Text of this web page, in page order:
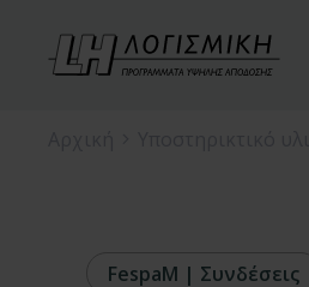
FespaM | Συνδέσεις